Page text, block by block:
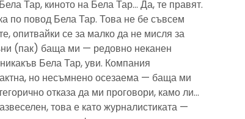
Тар, киното на Бела Тар… Да, те правят.
по повод Бела Тар. Това не бе съвсем
опитвайки се за малко да не мисля за
(пак) баща ми — редовно неканен
Бела Тар, уви. Компания
но несъмнено осезаема — баща ми
отказа да ми проговори, камо ли…
това е като журналистиката —